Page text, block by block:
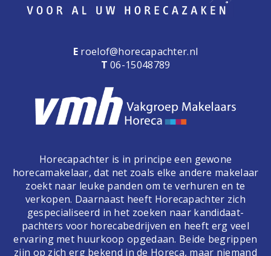
E roelof@horecapachter.nl
T 06-15048789
Horecapachter is in principe een gewone
horecamakelaar, dat net zoals elke andere makelaar
zoekt naar leuke panden om te verhuren en te
verkopen. Daarnaast heeft Horecapachter zich
gespecialiseerd in het zoeken naar kandidaat-
pachters voor horecabedrijven en heeft erg veel
ervaring met huurkoop opgedaan. Beide begrippen
zijn op zich erg bekend in de Horeca, maar niemand